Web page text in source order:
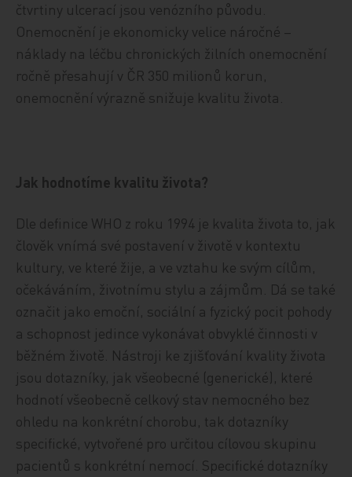
čtvrtiny ulcerací jsou venózního původu.
Onemocnění je ekonomicky velice náročné –
náklady na léčbu chronických žilních onemocnění
ročně přesahují v ČR 350 milionů korun,
onemocnění výrazně snižuje kvalitu života.
Jak hodnotíme kvalitu života?
Dle definice WHO z roku 1994 je kvalita života to, jak
člověk vnímá své postavení v životě v kontextu
kultury, ve které žije, a ve vztahu ke svým cílům,
očekáváním, životnímu stylu a zájmům. Dá se také
označit jako emoční, sociální a fyzický pocit pohody
a schopnost jedince vykonávat obvyklé činnosti v
běžném životě. Nástroji ke zjišťování kvality života
jsou dotazníky, jak všeobecné (generické), které
hodnotí všeobecně celkový stav nemocného bez
ohledu na konkrétní chorobu, tak dotazníky
specifické, vytvořené pro určitou cílovou skupinu
pacientů s konkrétní nemocí. Specifické dotazníky